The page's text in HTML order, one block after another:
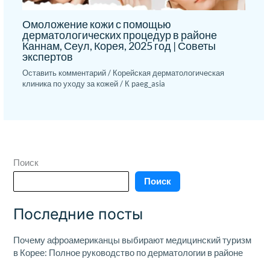
Омоложение кожи с помощью
дерматологических процедур в районе
Каннам, Сеул, Корея, 2025 год | Советы
экспертов
Оставить комментарий/ Корейская дерматологическая
клиника по уходу за кожей/ К paeg_asia
Поиск
Поиск
Последние посты
Почему афроамериканцы выбирают медицинский туризм
в Корее: Полное руководство по дерматологии в районе